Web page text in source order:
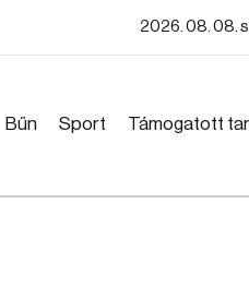
2026. 08. 08.
Bűn Sport Támogatott